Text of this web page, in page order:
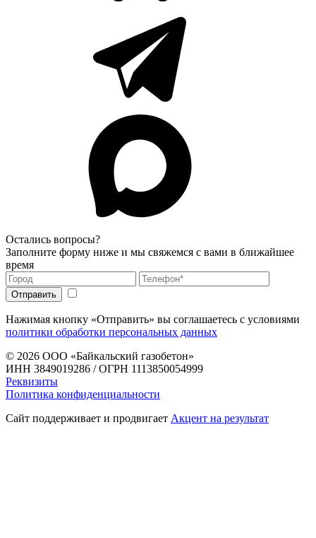
Остались вопросы?
Заполните форму ниже и мы свяжемся с вами в ближайшее
время
Нажимая кнопку «Отправить» вы соглашаетесь с условиями
политики обработки персональных данных
© 2026 ООО «Байкальский газобетон»
ИНН 3849019286 / ОГРН 1113850054999
Реквизиты
Политика конфиденциальности
Сайт поддерживает и продвигает Акцент на результат